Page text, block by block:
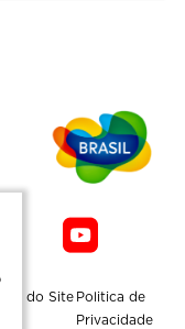
do Site Politica de
Privacidade